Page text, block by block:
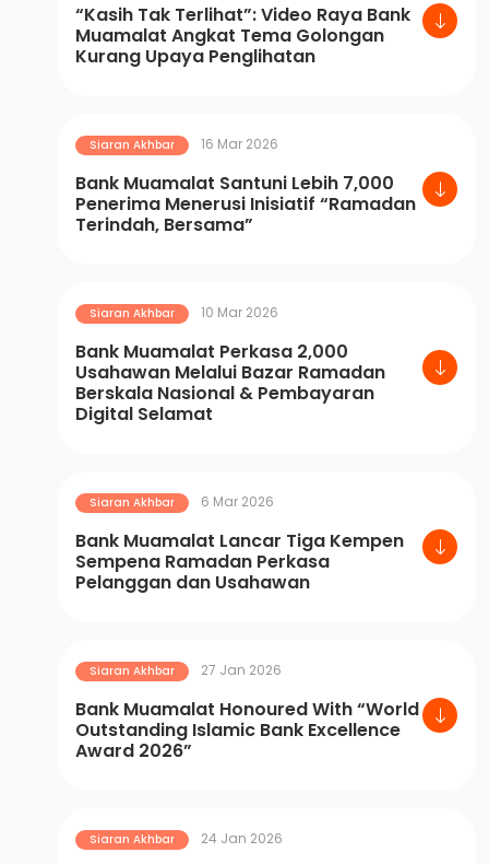
“Kasih Tak Terlihat”: Video Raya Bank
Muamalat Angkat Tema Golongan
Kurang Upaya Penglihatan
Siaran Akhbar 16 Mar 2026
Bank Muamalat Santuni Lebih 7,000
Penerima Menerusi Inisiatif “Ramadan
Terindah, Bersama”
Siaran Akhbar 10 Mar 2026
Bank Muamalat Perkasa 2,000
Usahawan Melalui Bazar Ramadan
Berskala Nasional & Pembayaran
Digital Selamat
Siaran Akhbar 6 Mar 2026
Bank Muamalat Lancar Tiga Kempen
Sempena Ramadan Perkasa
Pelanggan dan Usahawan
Siaran Akhbar 27 Jan 2026
Bank Muamalat Honoured With “World
Outstanding Islamic Bank Excellence
Award 2026”
Siaran Akhbar 24 Jan 2026